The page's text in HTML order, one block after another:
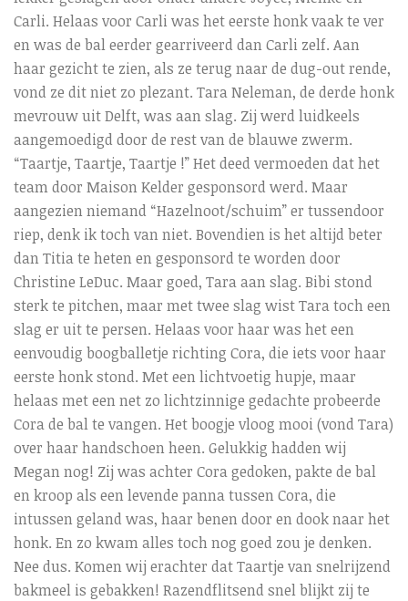
Carli. Helaas voor Carli was het eerste honk vaak te ver
en was de bal eerder gearriveerd dan Carli zelf. Aan
haar gezicht te zien, als ze terug naar de dug-out rende,
vond ze dit niet zo plezant. Tara Neleman, de derde honk
mevrouw uit Delft, was aan slag. Zij werd luidkeels
aangemoedigd door de rest van de blauwe zwerm.
“Taartje, Taartje, Taartje !” Het deed vermoeden dat het
team door Maison Kelder gesponsord werd. Maar
aangezien niemand “Hazelnoot/schuim” er tussendoor
riep, denk ik toch van niet. Bovendien is het altijd beter
dan Titia te heten en gesponsord te worden door
Christine LeDuc. Maar goed, Tara aan slag. Bibi stond
sterk te pitchen, maar met twee slag wist Tara toch een
slag er uit te persen. Helaas voor haar was het een
eenvoudig boogballetje richting Cora, die iets voor haar
eerste honk stond. Met een lichtvoetig hupje, maar
helaas met een net zo lichtzinnige gedachte probeerde
Cora de bal te vangen. Het boogje vloog mooi (vond Tara)
over haar handschoen heen. Gelukkig hadden wij
Megan nog! Zij was achter Cora gedoken, pakte de bal
en kroop als een levende panna tussen Cora, die
intussen geland was, haar benen door en dook naar het
honk. En zo kwam alles toch nog goed zou je denken.
Nee dus. Komen wij erachter dat Taartje van snelrijzend
bakmeel is gebakken! Razendflitsend snel blijkt zij te